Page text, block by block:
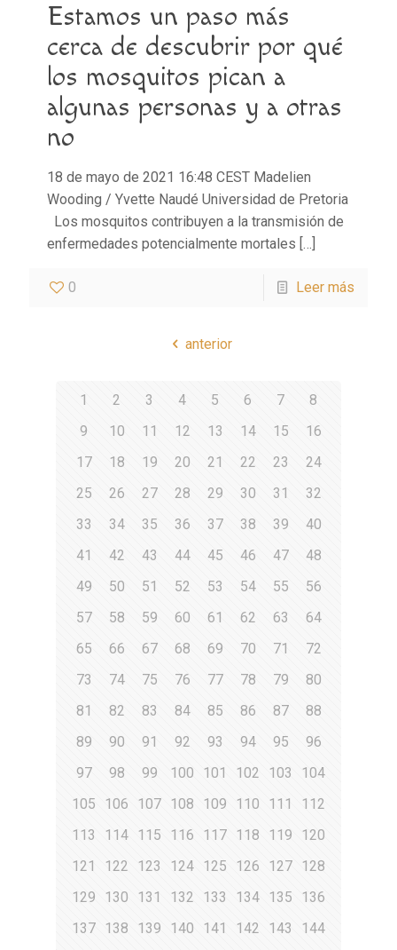
Estamos un paso más
cerca de descubrir por qué
los mosquitos pican a
algunas personas y a otras
no
18 de mayo de 2021 16:48 CEST Madelien
Wooding / Yvette Naudé Universidad de Pretoria
Los mosquitos contribuyen a la transmisión de
enfermedades potencialmente mortales […]
0 Leer más
anterior
1 2 3 4 5 6 7
8
9
10 11 12 13 14 15
16
17
18 19 20 21 22 23
24
25
26 27 28 29 30 31
32
33
34 35 36 37 38 39
40
41
42 43 44 45 46 47
48
49
50 51 52 53 54 55
56
57
58 59 60 61 62 63
64
65
66 67 68 69 70 71
72
73
74 75 76 77 78 79
80
81
82 83 84 85 86 87
88
89
90 91 92 93 94 95
96
97
98 99 100 101 102 103
104
105
106 107 108 109 110 111
112
113
114 115 116 117 118 119
120
121
122 123 124 125 126 127 128
129
130 131 132 133 134 135
136
137 138 139 140 141 142 143
144